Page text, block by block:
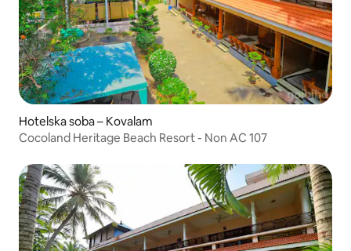
Hotelska soba – Kovalam
Cocoland Heritage Beach Resort - Non AC 107